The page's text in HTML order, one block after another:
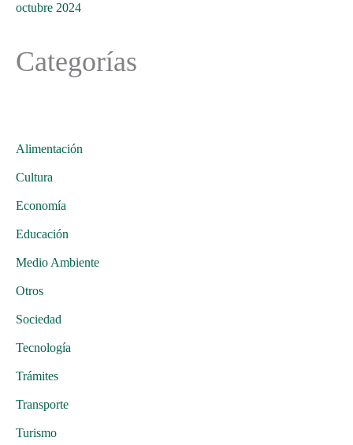
octubre 2024
Categorías
Alimentación
Cultura
Economía
Educación
Medio Ambiente
Otros
Sociedad
Tecnología
Trámites
Transporte
Turismo